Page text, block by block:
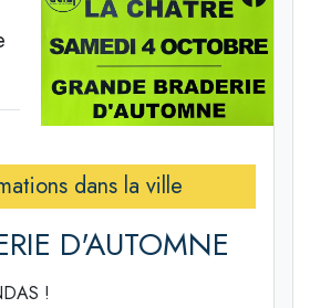
dans la ville
D'AUTOMNE
!